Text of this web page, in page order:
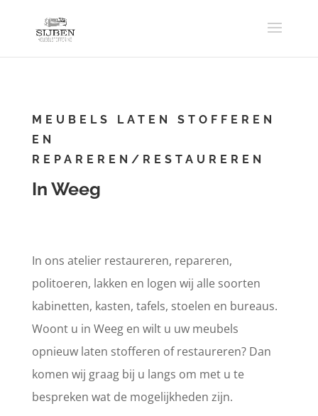
MEUBELS LATEN STOFFEREN
EN
REPAREREN/RESTAUREREN
In Weeg
In ons atelier restaureren, repareren,
politoeren, lakken en logen wij alle soorten
kabinetten, kasten, tafels, stoelen en bureaus.
Woont u in Weeg en wilt u uw meubels
opnieuw laten stofferen of restaureren? Dan
komen wij graag bij u langs om met u te
bespreken wat de mogelijkheden zijn.